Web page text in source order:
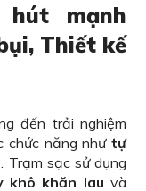
mạnh
Thiết kế
đến trải nghiệm
chức năng như tự
. Trạm sạc sử dụng
khô khăn lau và